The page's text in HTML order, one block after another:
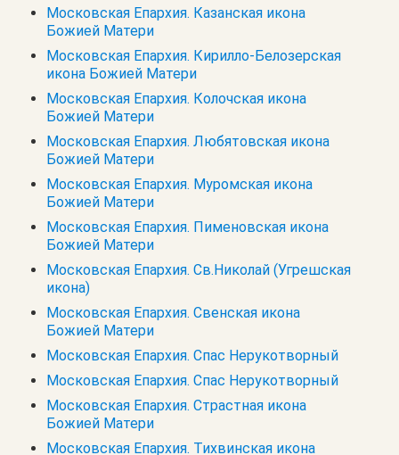
Московская Епархия. Казанская икона
Божией Матери
Московская Епархия. Кирилло-Белозерская
икона Божией Матери
Московская Епархия. Колочская икона
Божией Матери
Московская Епархия. Любятовская икона
Божией Матери
Московская Епархия. Муромская икона
Божией Матери
Московская Епархия. Пименовская икона
Божией Матери
Московская Епархия. Св.Николай (Угрешская
икона)
Московская Епархия. Свенская икона
Божией Матери
Московская Епархия. Спас Нерукотворный
Московская Епархия. Спас Нерукотворный
Московская Епархия. Страстная икона
Божией Матери
Московская Епархия. Тихвинская икона